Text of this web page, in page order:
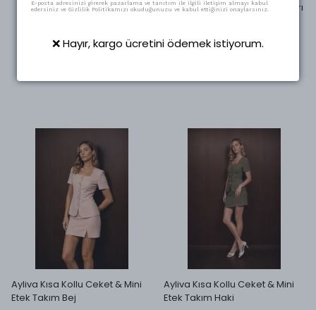
Buklet Kısa Kaban Yeşil
₺ 900.00
Müslin Bağcıklı Yelek Bluz Sarı
₺ 498.95
Ayliva Kısa Kollu Ceket & Mini
Etek Takım Bej
Ayliva Kısa Kollu Ceket & Mini
Etek Takım Haki
E-posta adresinizi girerek pazarlama ve tanıtım ile ilgili iletişim almayı kabul
edersiniz ve Gizlilik Politikamızı okuduğunuzu ve kabul ettiğinizi onaylarsınız.
❌ Hayır, kargo ücretini ödemek istiyorum.